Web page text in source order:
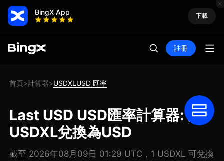
BingX App 下載
註冊
首頁>計算器>USDXLUSD 匯率
Last USD USD匯率計算器: 把
USDXL兌換為USD
截至 2026年08月09日 01:29 UTC，1 USDXL 可兌換